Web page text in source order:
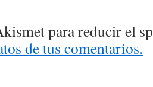
para reducir el
de tus comentarios.